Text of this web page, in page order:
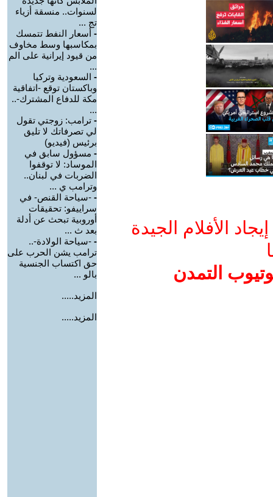
الأفلام الجيدة
التمدن
لسنوات.. منسقة أزياء
تج ...
- أسعار النفط تتمسك
بمكاسبها وسط مخاوف
من قيود إيرانية على الم
...
- السعودية وتركيا
وباكستان توقع -اتفاقية
مكة للدفاع المشترك-..
...
- ترامب: زوجتي تقول
لي تصرفاتك لا تليق
برئيس (فيديو)
- مسؤول سابق في
الموساد: لا توقفوا
الضربات في لبنان..
وترامب ي ...
- -سياحة القنص- في
سراييفو: تحقيقات
أوروبية تبحث عن أدلة
بعد ث ...
- -سياحة الولادة-..
ترامب يشن الحرب على
حق اكتساب الجنسية
بالو ...
المزيد.....
المزيد.....